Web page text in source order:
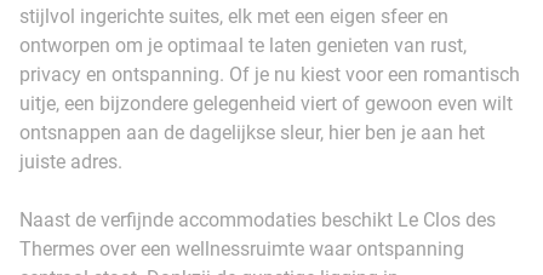
stijlvol ingerichte suites, elk met een eigen sfeer en
ontworpen om je optimaal te laten genieten van rust,
privacy en ontspanning. Of je nu kiest voor een romantisch
uitje, een bijzondere gelegenheid viert of gewoon even wilt
ontsnappen aan de dagelijkse sleur, hier ben je aan het
juiste adres.
Naast de verfijnde accommodaties beschikt Le Clos des
Thermes over een wellnessruimte waar ontspanning